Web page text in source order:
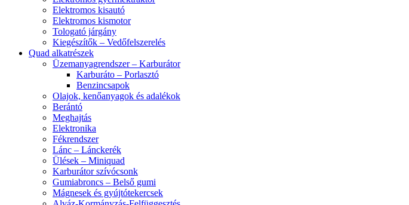
Elektromos kisautó
Elektromos kismotor
Tologató járgány
Kiegészítők – Vedőfelszerelés
Quad alkatrészek
Üzemanyagrendszer – Karburátor
Karburáto – Porlasztó
Benzincsapok
Olajok, kenőanyagok és adalékok
Berántó
Meghajtás
Elektronika
Fékrendszer
Lánc – Lánckerék
Ülések – Miniquad
Karburátor szívócsonk
Gumiabroncs – Belső gumi
Mágnesek és gyújtótekercsek